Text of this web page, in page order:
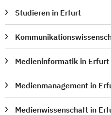
Studieren in Erfurt
Medieninformatik in
Medienmanagement in
Medienwissenschaft in